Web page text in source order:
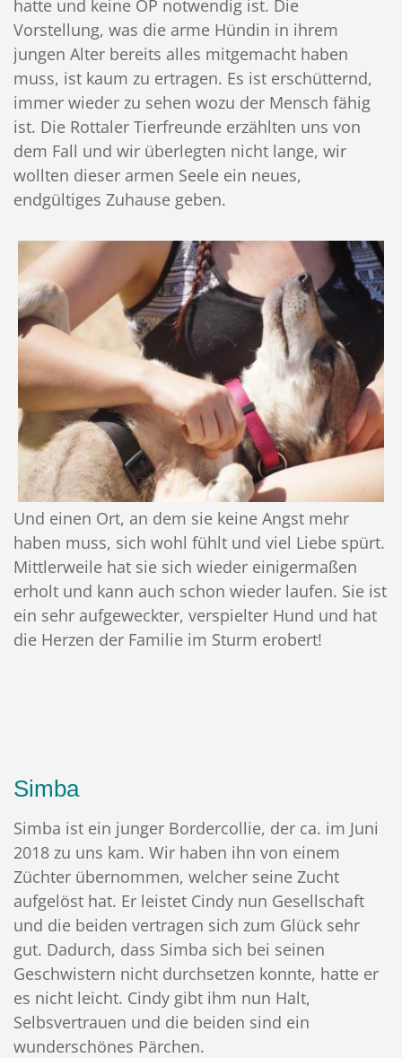
hatte und keine OP notwendig ist. Die
Vorstellung, was die arme Hündin in ihrem
jungen Alter bereits alles mitgemacht haben
muss, ist kaum zu ertragen. Es ist erschütternd,
immer wieder zu sehen wozu der Mensch fähig
ist. Die Rottaler Tierfreunde erzählten uns von
dem Fall und wir überlegten nicht lange, wir
wollten dieser armen Seele ein neues,
endgültiges Zuhause geben.
Und einen Ort, an dem sie keine Angst mehr
haben muss, sich wohl fühlt und viel Liebe spürt.
Mittlerweile hat sie sich wieder einigermaßen
erholt und kann auch schon wieder laufen. Sie ist
ein sehr aufgeweckter, verspielter Hund und hat
die Herzen der Familie im Sturm erobert!
Simba
Simba ist ein junger Bordercollie, der ca. im Juni
2018 zu uns kam. Wir haben ihn von einem
Züchter übernommen, welcher seine Zucht
aufgelöst hat. Er leistet Cindy nun Gesellschaft
und die beiden vertragen sich zum Glück sehr
gut. Dadurch, dass Simba sich bei seinen
Geschwistern nicht durchsetzen konnte, hatte er
es nicht leicht. Cindy gibt ihm nun Halt,
Selbsvertrauen und die beiden sind ein
wunderschönes Pärchen.